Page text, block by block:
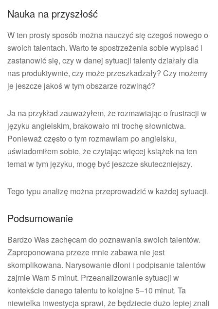
Nauka na przyszłość
W ten prosty sposób można nauczyć się czegoś nowego o
swoich talentach. Warto te spostrzeżenia sobie wypisać i
zastanowić się, czy w danej sytuacji talenty działały dla
nas produktywnie, czy może przeszkadzały? Czy możemy
je jeszcze jakoś w tym obszarze rozwinąć?
Ja na przykład zauważyłem, że rozmawiając o frustracji w
języku angielskim, brakowało mi trochę słownictwa.
Ponieważ często o tym rozmawiam po angielsku,
uświadomiłem sobie, że czytając więcej książek na ten
temat w tym języku, mogę być jeszcze skuteczniejszy.
Tego typu analizę można przeprowadzić w każdej sytuacji.
Podsumowanie
Bardzo Was zachęcam do poznawania swoich talentów.
Zaproponowana przeze mnie zabawa nie jest
skomplikowana. Narysowanie dłoni i podpisanie talentów
zajmie Wam 5 minut. Przeanalizowanie sytuacji w
kontekście danego talentu to kolejne 5–10 minut. Ta
niewielka inwestycja sprawi, że będziecie dużo lepiej znali